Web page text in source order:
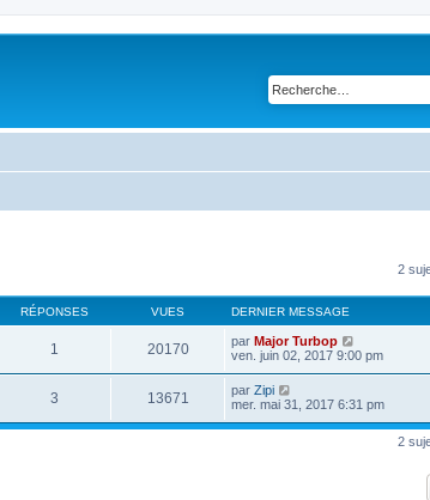
2
RÉPONSES VUES DERNIER MESSAGE
1 20170 par Major Turbop
ven. juin 02, 2017 9:00 pm
3 13671 par Zipi
mer. mai 31, 2017 6:31 pm
2